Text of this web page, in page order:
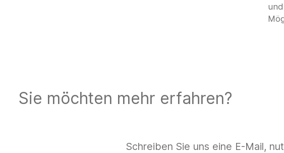
Sie möchten mehr erfahren?
Schreiben Sie uns eine E-Mail,